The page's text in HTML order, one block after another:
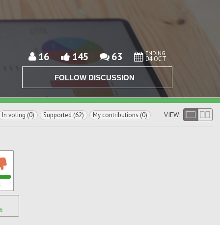
16 145 63 ENDING
04 OCT
FOLLOW DISCUSSION
In voting (0) Supported (62) My contributions (0) VIEW: